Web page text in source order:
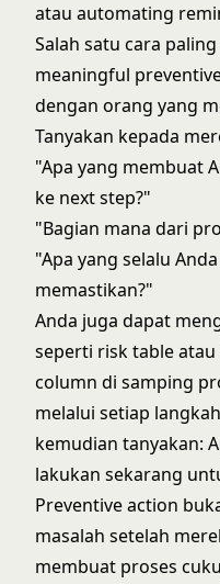
atau automating
Salah satu cara
meaningful
dengan orang yang
Tanyakan kepada
"Apa yang membuat
ke next step?"
"Bagian mana dari
"Apa yang selalu
memastikan?"
Anda juga dapat
seperti risk table
column di samping
melalui setiap
kemudian tanyakan:
lakukan sekarang
Preventive action
masalah setelah
membuat proses